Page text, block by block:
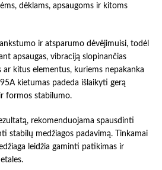
dėklams, apsaugoms ir kitoms
ir atsparumo dėvėjimuisi, todėl
apsaugas, vibraciją slopinančias
ar kitus elementus, kuriems nepakanka
kietumas padeda išlaikyti gerą
formos stabilumo.
rekomenduojama spausdinti
stabilų medžiagos padavimą. Tinkamai
leidžia gaminti patikimas ir